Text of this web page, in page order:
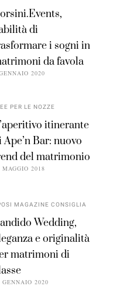
di
i sogni in
da favola
2020
PER LE NOZZE
itinerante
Ape’n Bar: nuovo
del matrimonio
MAGGIO 2018
MAGAZINE CONSIGLIA
Wedding,
e originalità
matrimoni di
GENNAIO 2020